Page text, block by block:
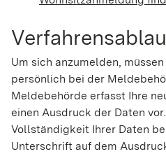
Um sich anzumelden,
persönlich bei der
Meldebehörde erfasst Ihre
einen Ausdruck der Daten
Vollständigkeit Ihrer Daten
Unterschrift auf dem